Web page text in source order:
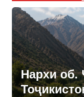
Нархи об.